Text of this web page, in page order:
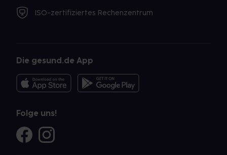
ISO-zertifiziertes Rechenzentrum
Die gesund.de App
Folge uns!